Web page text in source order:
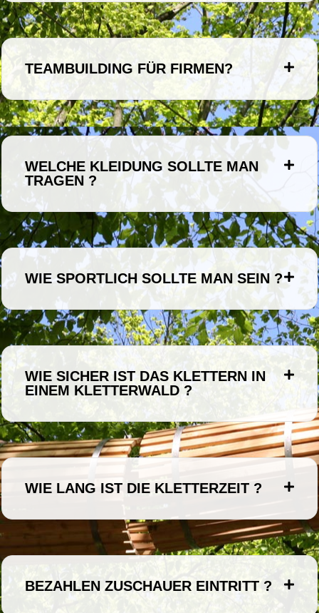
TEAMBUILDING FÜR FIRMEN?
WELCHE KLEIDUNG SOLLTE MAN
TRAGEN ?
WIE SPORTLICH SOLLTE MAN SEIN ?
WIE SICHER IST DAS KLETTERN IN
EINEM KLETTERWALD ?
WIE LANG IST DIE KLETTERZEIT ?
BEZAHLEN ZUSCHAUER EINTRITT ?